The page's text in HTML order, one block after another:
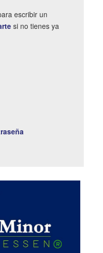
escribir un
si no tienes ya